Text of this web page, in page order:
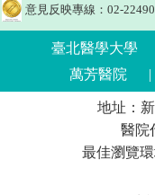
意見反映專線：02-
臺北醫學大學
萬芳醫院
|
地址：
醫院
最佳瀏覽